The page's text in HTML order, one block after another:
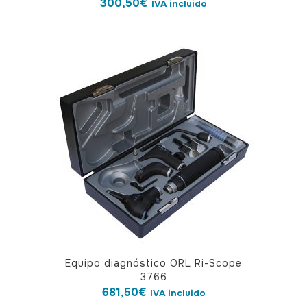
300,50€ IVA incluido
Equipo diagnóstico ORL Ri-Scope
3766
681,50€ IVA incluido